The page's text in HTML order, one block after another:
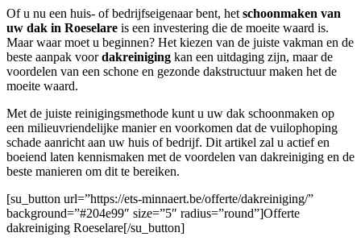
Of u nu een huis- of bedrijfseigenaar bent, het schoonmaken van
uw dak in Roeselare is een investering die de moeite waard is.
Maar waar moet u beginnen? Het kiezen van de juiste vakman en de
beste aanpak voordakreiniging kan een uitdaging zijn, maar de
voordelen van een schone en gezonde dakstructuur maken het de
moeite waard.
Met de juiste reinigingsmethode kunt u uw dak schoonmaken op
een milieuvriendelijke manier en voorkomen dat de vuilophoping
schade aanricht aan uw huis of bedrijf. Dit artikel zal u actief en
boeiend laten kennismaken met de voordelen van dakreiniging en de
beste manieren om dit te bereiken.
[su_button url=”https://ets-minnaert.be/offerte/dakreiniging/”
background=”#204e99″ size=”5″ radius=”round”]Offerte
dakreiniging Roeselare[/su_button]